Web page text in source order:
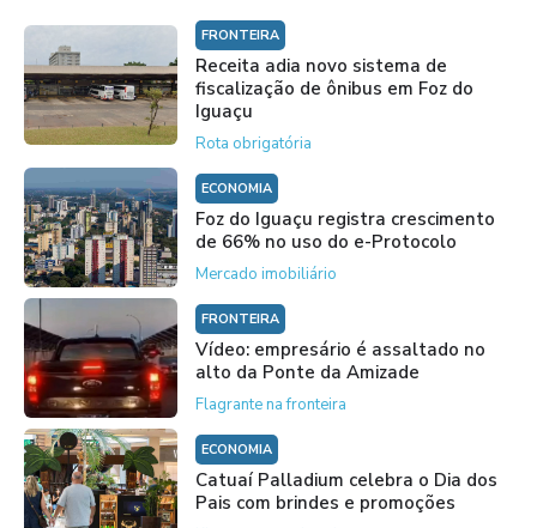
FRONTEIRA
Receita adia novo sistema de
fiscalização de ônibus em Foz do
Iguaçu
Rota obrigatória
ECONOMIA
Foz do Iguaçu registra crescimento
de 66% no uso do e-Protocolo
Mercado imobiliário
FRONTEIRA
Vídeo: empresário é assaltado no
alto da Ponte da Amizade
Flagrante na fronteira
ECONOMIA
Catuaí Palladium celebra o Dia dos
Pais com brindes e promoções